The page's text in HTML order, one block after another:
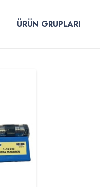
ÜRÜN GRUPLARI